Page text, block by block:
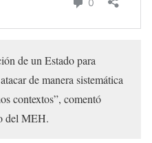
de un Estado para
de manera sistemática
contextos”, comentó
del MEH.